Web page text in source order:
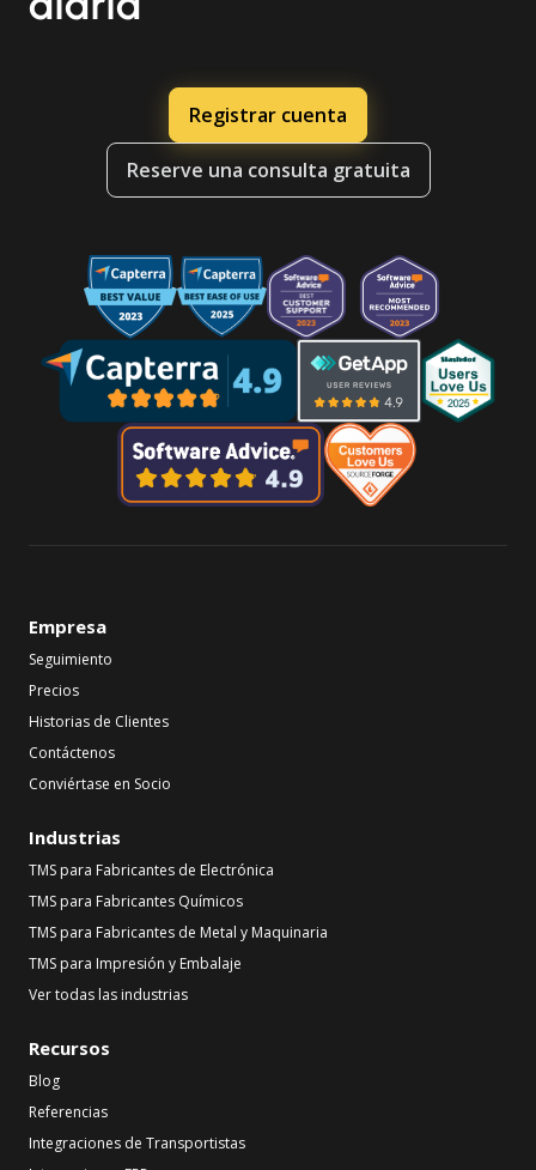
Registrar cuenta
Reserve una consulta gratuita
Empresa
Seguimiento
Precios
Historias de Clientes
Contáctenos
Conviértase en Socio
Industrias
TMS para Fabricantes de Electrónica
TMS para Fabricantes Químicos
TMS para Fabricantes de Metal y Maquinaria
TMS para Impresión y Embalaje
Ver todas las industrias
Recursos
Blog
Referencias
Integraciones de Transportistas